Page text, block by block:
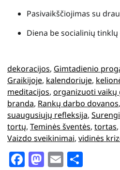
Pasivaikščiojimas su
Diena be socialinių
dekoracijos, Gimtadienio
Graikijoje, kalendoriuje,
meditacijos, organizuoti vaikų
branda, Rankų darbo dovanos,
suaugusiųjų refleksija,
tortų, Teminės šventės, tortas,
Vaizdo sveikinimai, vidinės
Facebook
Mastodon
Email